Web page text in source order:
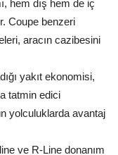
hem dış hem de iç
Coupe benzeri
aracın cazibesini
yakıt ekonomisi,
tatmin edici
yolculuklarda avantaj
ve R-Line donanım